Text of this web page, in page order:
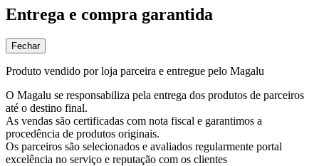
Entrega e compra garantida
Fechar
Produto vendido por loja parceira e entregue pelo Magalu
O Magalu se responsabiliza pela entrega dos produtos de parceiros
até o destino final.
As vendas são certificadas com nota fiscal e garantimos a
procedência de produtos originais.
Os parceiros são selecionados e avaliados regularmente portal
excelência no serviço e reputação com os clientes